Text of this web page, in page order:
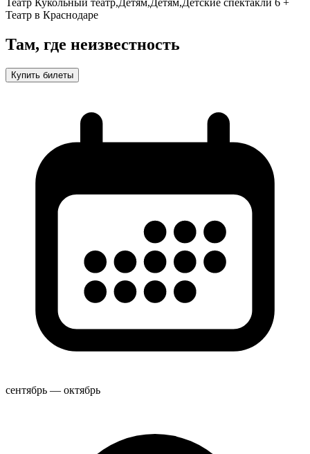
Театр Кукольный театр,Детям,Детям,Детские спектакли 6 +
Театр в Краснодаре
Там, где неизвестность
Купить билеты
сентябрь — октябрь